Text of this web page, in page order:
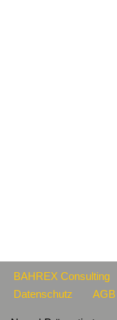
BAHREX Consulting
Datenschutz
AGB